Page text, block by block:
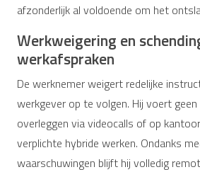
afzonderlijk al voldoende om het
Werkweigering en
werkafspraken
De werknemer weigert redelijke
werkgever op te volgen. Hij voert
overleggen via videocalls of op
verplichte hybride werken. Ondanks
waarschuwingen blijft hij volledig